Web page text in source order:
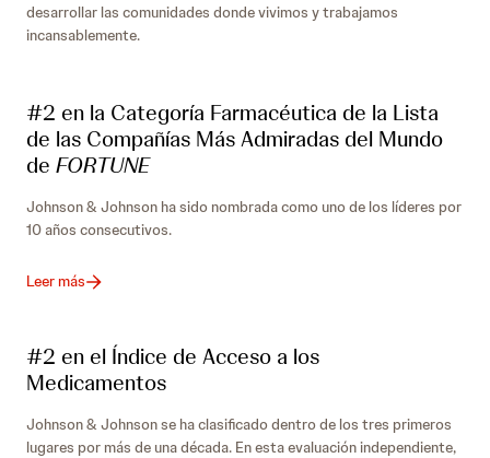
desarrollar las comunidades donde vivimos y trabajamos
incansablemente.
#2 en la Categoría Farmacéutica de la Lista
de las Compañías Más Admiradas del Mundo
de FORTUNE
Johnson & Johnson ha sido nombrada como uno de los líderes por
10 años consecutivos.
Leer más
#2 en el Índice de Acceso a los
Medicamentos
Johnson & Johnson se ha clasificado dentro de los tres primeros
lugares por más de una década. En esta evaluación independiente,